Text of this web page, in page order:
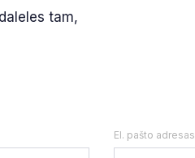
tam,
El. pašto adresas